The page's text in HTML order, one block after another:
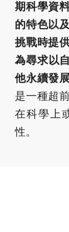
期科學資
的特色以
挑戰時提
為尋求以
他永續發
是一種超
在科學上
性。